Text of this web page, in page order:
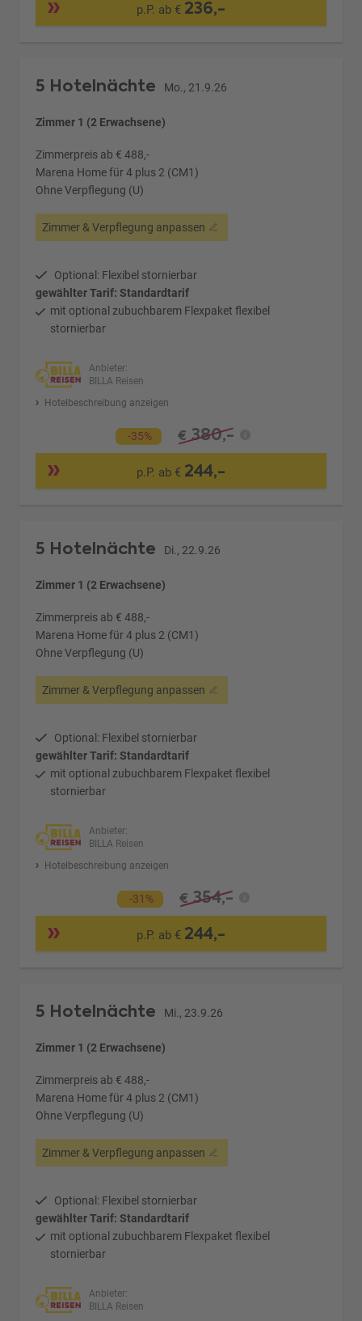
p.P. ab € 236,-
5 Hotelnächte Mo., 21.9.26
Zimmer 1 (2 Erwachsene)
Zimmerpreis ab € 488,-
Marena Home für 4 plus 2 (CM1)
Ohne Verpflegung (U)
Zimmer & Verpflegung anpassen
Optional: Flexibel stornierbar
gewählter Tarif: Standardtarif
mit optional zubuchbarem Flexpaket flexibel
stornierbar
Anbieter:
BILLA Reisen
Hotelbeschreibung anzeigen
-35% € 380,-
p.P. ab € 244,-
5 Hotelnächte Di., 22.9.26
Zimmer 1 (2 Erwachsene)
Zimmerpreis ab € 488,-
Marena Home für 4 plus 2 (CM1)
Ohne Verpflegung (U)
Zimmer & Verpflegung anpassen
Optional: Flexibel stornierbar
gewählter Tarif: Standardtarif
mit optional zubuchbarem Flexpaket flexibel
stornierbar
Anbieter:
BILLA Reisen
Hotelbeschreibung anzeigen
-31% € 354,-
p.P. ab € 244,-
5 Hotelnächte Mi., 23.9.26
Zimmer 1 (2 Erwachsene)
Zimmerpreis ab € 488,-
Marena Home für 4 plus 2 (CM1)
Ohne Verpflegung (U)
Zimmer & Verpflegung anpassen
Optional: Flexibel stornierbar
gewählter Tarif: Standardtarif
mit optional zubuchbarem Flexpaket flexibel
stornierbar
Anbieter:
BILLA Reisen